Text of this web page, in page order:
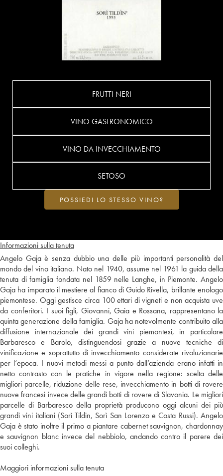
Informazioni sulla tenuta
Angelo Gaja è senza dubbio una delle più importanti personalità del
mondo del vino italiano. Nato nel 1940, assume nel 1961 la guida della
tenuta di famiglia fondata nel 1859 nelle Langhe, in Piemonte. Angelo
Gaja ha imparato il mestiere al fianco di Guido Rivella, brillante enologo
piemontese. Oggi gestisce circa 100 ettari di vigneti e non acquista uve
da conferitori. I suoi figli, Giovanni, Gaia e Rossana, rappresentano la
quinta generazione della famiglia. Gaja ha notevolmente contribuito alla
diffusione internazionale dei grandi vini piemontesi, in particolare
Barbaresco e Barolo, distinguendosi grazie a nuove tecniche di
vinificazione e soprattutto di invecchiamento considerate rivoluzionarie
per l’epoca. I nuovi metodi messi a punto dall’azienda erano infatti in
netto contrasto con le pratiche in vigore nella regione: scelta delle
migliori parcelle, riduzione delle rese, invecchiamento in botti di rovere
nuove francesi invece delle grandi botti di rovere di Slavonia. Le migliori
parcelle di Barbaresco della proprietà producono oggi alcuni dei più
grandi vini italiani (Sorì Tildin, Sorì San Lorenzo e Costa Russi). Angelo
Gaja è stato inoltre il primo a piantare cabernet sauvignon, chardonnay
e sauvignon blanc invece del nebbiolo, andando contro il parere dei
suoi colleghi.
Maggiori informazioni sulla tenuta
FRUTTI NERI
VINO GASTRONOMICO
VINO DA INVECCHIAMENTO
SETOSO
POSSIEDI LO STESSO VINO?